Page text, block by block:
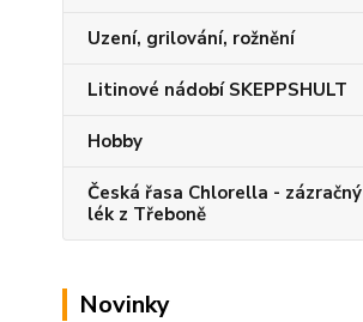
Uzení, grilování, rožnění
Litinové nádobí SKEPPSHULT
Hobby
Česká řasa Chlorella - zázračný
lék z Třeboně
Novinky